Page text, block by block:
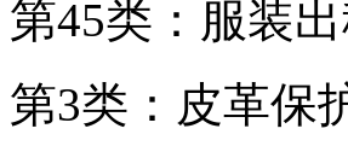
第45类：服装
第3类：皮革保